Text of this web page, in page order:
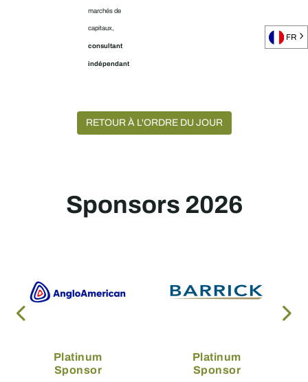
marchés de
capitaux,
consultant
indépendant
RETOUR À L'ORDRE DU JOUR
Sponsors 2026
Platinum
Sponsor
Platinum
Sponsor
FR